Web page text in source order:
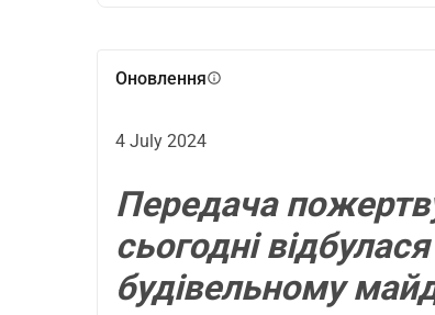
Оновленняinfo
4 July 2024
Передача
сьогодні
будівельному